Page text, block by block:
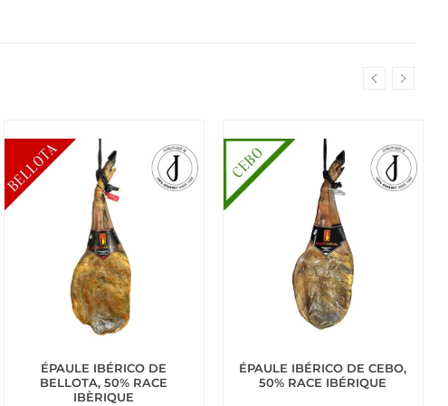
ÉPAULE IBÉRICO DE
BELLOTA, 50% RACE
IBÈRIQUE
ÉPAULE IBÉRICO DE CEBO,
50% RACE IBÉRIQUE